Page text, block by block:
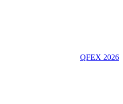
QFEX 2026